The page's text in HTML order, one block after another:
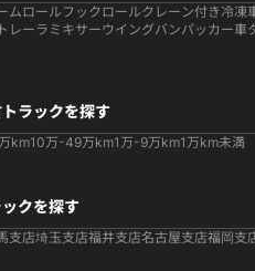
ムロールフックロールクレーン付き 冷凍
トレーラ ミキサーウイングバンパッカー車
トラックを探す
km10万-49万km1万-9万km1万km未満
ックを探す
支店埼玉支店福井支店名古屋支店福岡支